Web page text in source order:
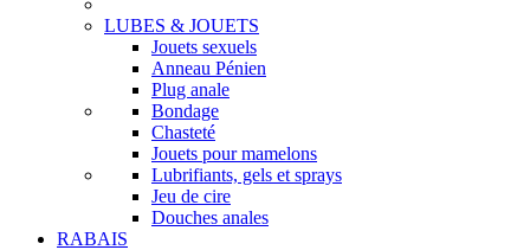
LUBES & JOUETS
Jouets sexuels
Anneau Pénien
Plug anale
Bondage
Chasteté
Jouets pour mamelons
Lubrifiants, gels et sprays
Jeu de cire
Douches anales
RABAIS